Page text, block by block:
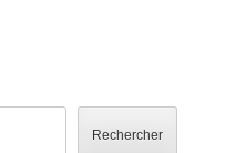
Rechercher